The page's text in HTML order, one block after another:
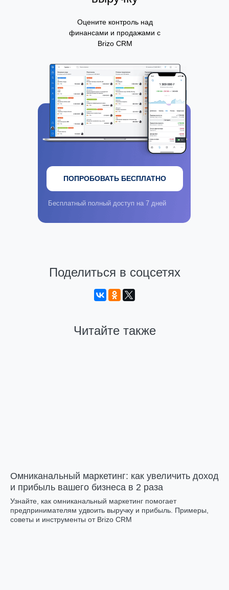
Оцените контроль над
финансами и продажами с
Brizo CRM
Бесплатный полный доступ на 7 дней
ПОПРОБОВАТЬ БЕСПЛАТНО
Поделиться в соцсетях
Читайте также
Омниканальный маркетинг: как увеличить доход
и прибыль вашего бизнеса в 2 раза
Узнайте, как омниканальный маркетинг помогает
предпринимателям удвоить выручку и прибыль. Примеры,
советы и инструменты от Brizo CRM